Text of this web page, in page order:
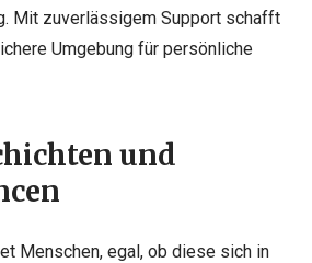
Mit zuverlässigem Support schafft
Umgebung für persönliche
und
Menschen, egal, ob diese sich in